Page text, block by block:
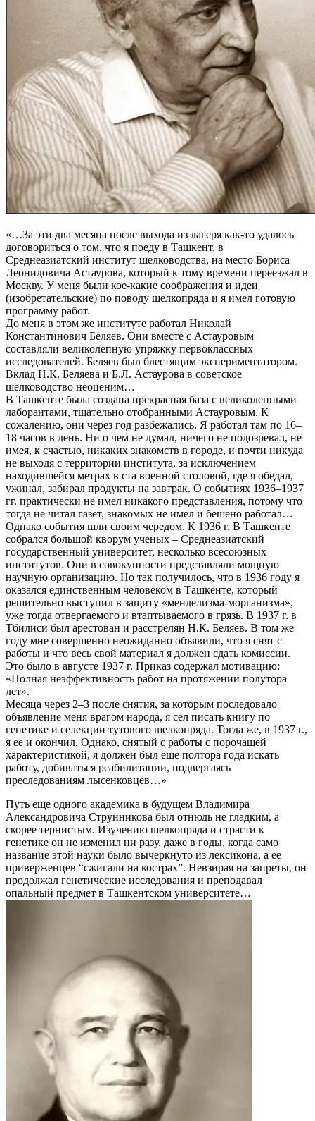
«…За эти два месяца после выхода из лагеря как-то удалось
договориться о том, что я поеду в Ташкент, в
Среднеазиатский институт шелководства, на место Бориса
Леонидовича Астаурова, который к тому времени переезжал в
Москву. У меня были кое-какие соображения и идеи
(изобретательские) по поводу шелкопряда и я имел готовую
программу работ.
До меня в этом же институте работал Николай
Константинович Беляев. Они вместе с Астауровым
составляли великолепную упряжку первоклассных
исследователей. Беляев был блестящим экспериментатором.
Вклад Н.К. Беляева и Б.Л. Астаурова в советское
шелководство неоценим…
В Ташкенте была создана прекрасная база с великолепными
лаборантами, тщательно отобранными Астауровым. К
сожалению, они через год разбежались. Я работал там по 16–
18 часов в день. Ни о чем не думал, ничего не подозревал, не
имея, к счастью, никаких знакомств в городе, и почти никуда
не выходя с территории института, за исключением
находившейся метрах в ста военной столовой, где я обедал,
ужинал, забирал продукты на завтрак. О событиях 1936–1937
гг. практически не имел никакого представления, потому что
тогда не читал газет, знакомых не имел и бешено работал…
Однако события шли своим чередом. К 1936 г. В Ташкенте
собрался большой кворум ученых – Среднеазиатский
государственный университет, несколько всесоюзных
институтов. Они в совокупности представляли мощную
научную организацию. Но так получилось, что в 1936 году я
оказался единственным человеком в Ташкенте, который
решительно выступил в защиту «менделизма-морганизма»,
уже тогда отвергаемого и втаптываемого в грязь. В 1937 г. в
Тбилиси был арестован и расстрелян Н.К. Беляев. В том же
году мне совершенно неожиданно объявили, что я снят с
работы и что весь свой материал я должен сдать комиссии.
Это было в августе 1937 г. Приказ содержал мотивацию:
«Полная неэффективность работ на протяжении полутора
лет».
Месяца через 2–3 после снятия, за которым последовало
объявление меня врагом народа, я сел писать книгу по
генетике и селекции тутового шелкопряда. Тогда же, в 1937 г.,
я ее и окончил. Однако, снятый с работы с порочащей
характеристикой, я должен был еще полтора года искать
работу, добиваться реабилитации, подвергаясь
преследованиям лысенковцев…»
Путь еще одного академика в будущем Владимира
Александровича Струнникова был отнюдь не гладким, а
скорее тернистым. Изучению шелкопряда и страсти к
генетике он не изменил ни разу, даже в годы, когда само
название этой науки было вычеркнуто из лексикона, а ее
приверженцев “сжигали на кострах”. Невзирая на запреты, он
продолжал генетические исследования и преподавал
опальный предмет в Ташкентском университете…